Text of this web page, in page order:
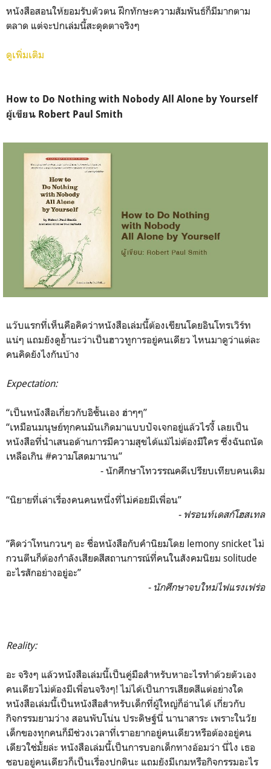
หนังสือสอนให้ยอมรับตัวตน ฝึกทักษะความสัมพันธ์ก็มีมากตาม
ตลาด แต่จะปกเล่มนี้สะดุดตาจริงๆ
ดูเพิ่มเติม
How to Do Nothing with Nobody All Alone by Yourself
ผู้เขียน Robert Paul Smith
แว๊บแรกที่เห็นคือคิดว่าหนังสือเล่มนี้ต้องเขียนโดยอินโทรเวิร์ท
แน่ๆ แถมยังดูย้ำนะว่าเป็นฮาวทูการอยู่คนเดียว ไหนมาดูว่าแต่ละ
คนคิดยังไงกันบ้าง
Expectation:
“เป็นหนังสือเกี่ยวกับอิชั้นเอง ฮ่าๆๆ”
“เหมือนมนุษย์ทุกคนมันเกิดมาแบบปัจเจกอยู่แล้วไรงี้ เลยเป็น
หนังสือที่นำเสนอด้านการมีความสุขได้แม้ไม่ต้องมีใคร ซึ่งฉันถนัด
เหลือเกิน #ความโสดมานาน”
- นักศึกษาโทวรรณคดีเปรียบเทียบคนเดิม
“นิยายที่เล่าเรื่องคนคนหนึ่งที่ไม่ค่อยมีเพื่อน”
- ฟรอนท์เดสก์โฮสเทล
“คิดว่าโทนกวนๆ อะ ชื่อหนังสือกับคำนิยมโดย lemony snicket ไม่
กวนตีนก็ต้องกำลังเสียดสีสถานการณ์ที่คนในสังคมนิยม solitude
อะไรสักอย่างอยู่อะ”
- นักศึกษาจบใหม่ไฟแรงเฟร่อ
Reality:
อะ จริงๆ แล้วหนังสือเล่มนี้เป็นคู่มือสำหรับหาอะไรทำด้วยตัวเอง
คนเดียวไม่ต้องมีเพื่อนจริงๆ! ไม่ได้เป็นการเสียดสีแต่อย่างใด
หนังสือเล่มนี้เป็นหนังสือสำหรับเด็กที่ผู้ใหญ่ก็อ่านได้ เกี่ยวกับ
กิจกรรมยามว่าง สอนพับโน่น ประดิษฐ์นี่ นานาสาระ เพราะในวัย
เด็กของทุกคนก็มีช่วงเวลาที่เราอยากอยู่คนเดียวหรือต้องอยู่คน
เดียวใช่มั้ยล่ะ หนังสือเล่มนี้เป็นการบอกเด็กทางอ้อมว่า นี่ไง เธอ
ชอบอยู่คนเดียวก็เป็นเรื่องปกตินะ แถมยังมีเกมหรือกิจกรรมอะไร